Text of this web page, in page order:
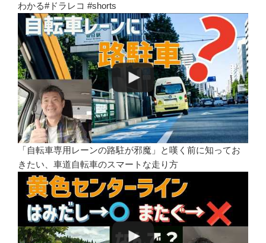
わかる#ドラレコ #shorts
「自転車専用レーンの路駐が邪魔」と嘆く前に知ってお
きたい、車道自転車のスマートな走り方